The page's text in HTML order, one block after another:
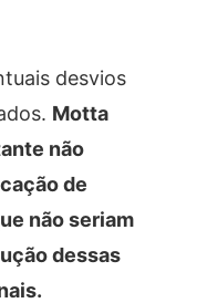
desvios
Motta
não
de
não seriam
dessas